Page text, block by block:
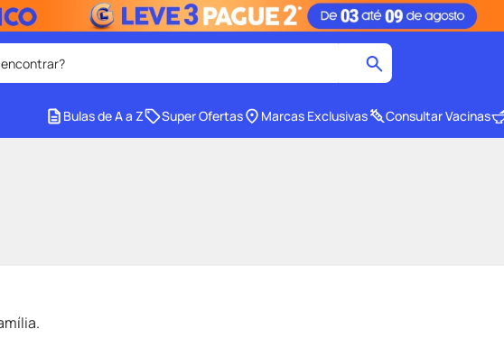
Bulas de A a Z Super Ofertas Marcas Exclusivas Consultar Vacinas